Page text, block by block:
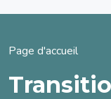
Fil d'Ariane
Page d'accueil